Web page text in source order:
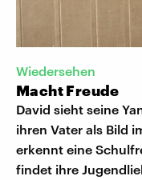
Wiedersehen
Macht Freude
David sieht seine
ihren Vater als Bild
erkennt eine
findet ihre